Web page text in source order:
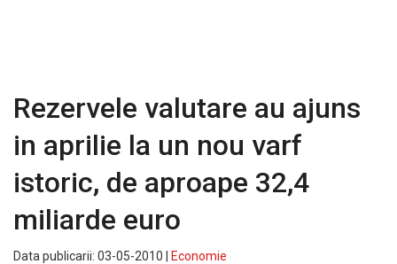
Rezervele valutare au ajuns
in aprilie la un nou varf
istoric, de aproape 32,4
miliarde euro
Data publicarii: 03-05-2010 |
Economie